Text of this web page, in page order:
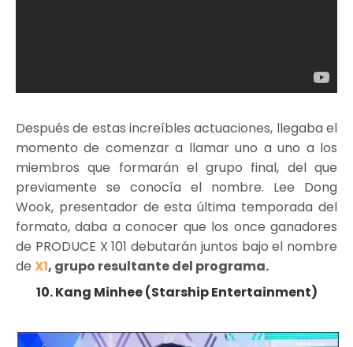
Después de estas increíbles actuaciones, llegaba el
momento de comenzar a llamar uno a uno a los
miembros que formarán el grupo final, del que
previamente se conocía el nombre. Lee Dong
Wook, presentador de esta última temporada del
formato, daba a conocer que los once ganadores
de PRODUCE X 101 debutarán juntos bajo el nombre
de X1, grupo resultante del programa.
10.Kang Minhee(Starship Entertainment)